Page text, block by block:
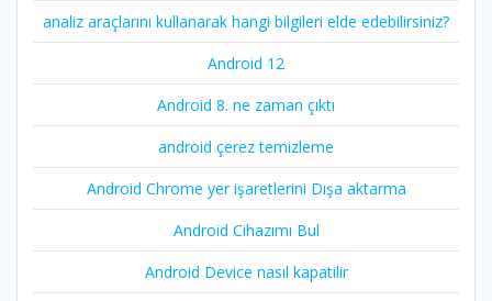
analiz araçlarını kullanarak hangi bilgileri elde edebilirsiniz?
Android 12
Android 8. ne zaman çıktı
android çerez temizleme
Android Chrome yer işaretlerini Dışa aktarma
Android Cihazımı Bul
Android Device nasıl kapatilir